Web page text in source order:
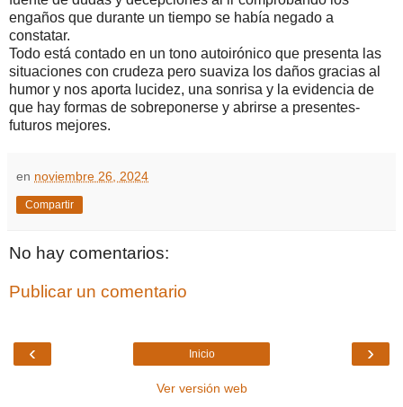
engaños que durante un tiempo se había negado a
constatar.
Todo está contado en un tono autoirónico que presenta las
situaciones con crudeza pero suaviza los daños gracias al
humor y nos aporta lucidez, una sonrisa y la evidencia de
que hay formas de sobreponerse y abrirse a presentes-
futuros mejores.
en noviembre 26, 2024
Compartir
No hay comentarios:
Publicar un comentario
‹ ›
Inicio
Ver versión web